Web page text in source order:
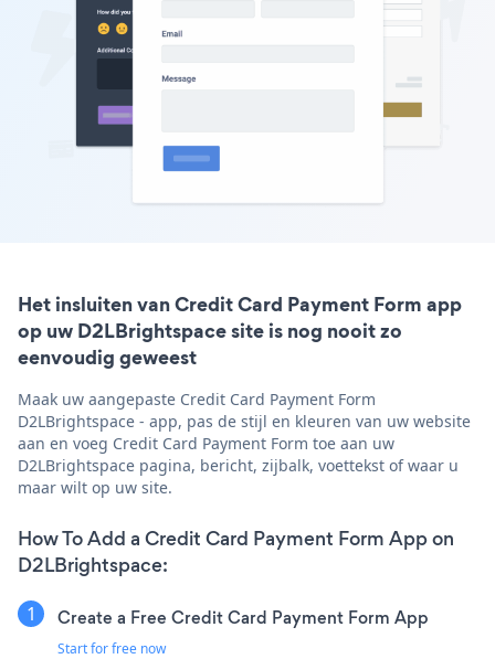
Het insluiten van Credit Card Payment Form app
op uw D2LBrightspace site is nog nooit zo
eenvoudig geweest
Maak uw aangepaste Credit Card Payment Form
D2LBrightspace - app, pas de stijl en kleuren van uw website
aan en voeg Credit Card Payment Form toe aan uw
D2LBrightspace pagina, bericht, zijbalk, voettekst of waar u
maar wilt op uw site.
How To Add a Credit Card Payment Form App on
D2LBrightspace:
Create a Free Credit Card Payment Form App
Start for free now